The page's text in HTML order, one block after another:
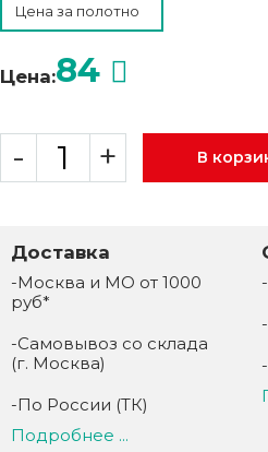
Цена за полотно
Цена:84
- + В
Доставка
-Москва и МО от 1000
руб*
-Самовывоз со склада
(г. Москва)
-По России (ТК)
Подробнее ...